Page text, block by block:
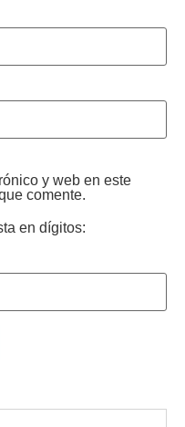
y web en este
comente.
en dígitos: